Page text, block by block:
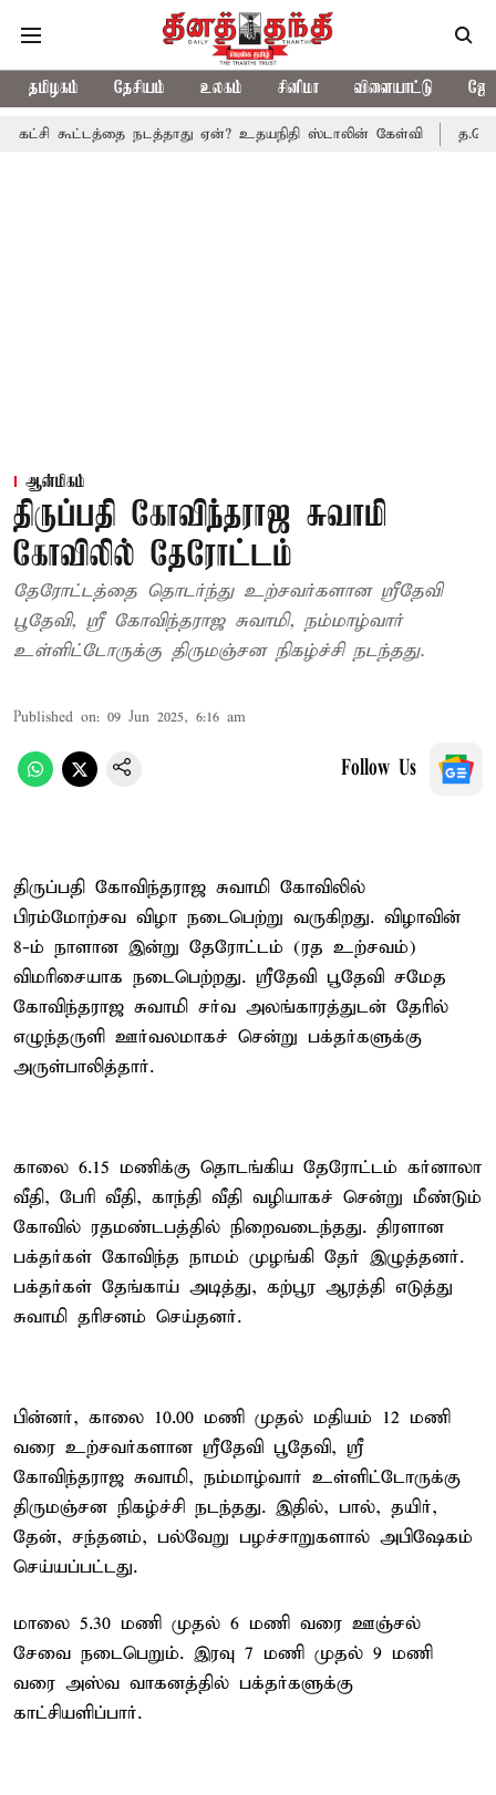
தமிழகம் தேசியம் உலகம் சினிமா விளையாட்டு
நடத்தாது ஏன்? உதயநிதி ஸ்டாலின் கேள்வி த.வெ.க. அரசின்
ஆன்மிகம்
திருப்பதி கோவிந்தராஜ சுவாமி
கோவிலில் தேரோட்டம்
தேரோட்டத்தை தொடர்ந்து உற்சவர்களான ஸ்ரீதேவி
பூதேவி, ஸ்ரீ கோவிந்தராஜ சுவாமி, நம்மாழ்வார்
உள்ளிட்டோருக்கு திருமஞ்சன நிகழ்ச்சி நடந்தது.
Published on: 09 Jun 2025, 6:16 am
Follow Us
திருப்பதி கோவிந்தராஜ சுவாமி கோவிலில்
பிரம்மோற்சவ விழா நடைபெற்று வருகிறது. விழாவின்
8-ம் நாளான இன்று தேரோட்டம் (ரத உற்சவம்)
விமரிசையாக நடைபெற்றது. ஸ்ரீதேவி பூதேவி சமேத
கோவிந்தராஜ சுவாமி சர்வ அலங்காரத்துடன் தேரில்
எழுந்தருளி ஊர்வலமாகச் சென்று பக்தர்களுக்கு
அருள்பாலித்தார்.
காலை 6.15 மணிக்கு தொடங்கிய தேரோட்டம் கர்னாலா
வீதி, பேரி வீதி, காந்தி வீதி வழியாகச் சென்று மீண்டும்
கோவில் ரதமண்டபத்தில் நிறைவடைந்தது. திரளான
பக்தர்கள் கோவிந்த நாமம் முழங்கி தேர் இழுத்தனர்.
பக்தர்கள் தேங்காய் அடித்து, கற்பூர ஆரத்தி எடுத்து
சுவாமி தரிசனம் செய்தனர்.
பின்னர், காலை 10.00 மணி முதல் மதியம் 12 மணி
வரை உற்சவர்களான ஸ்ரீதேவி பூதேவி, ஸ்ரீ
கோவிந்தராஜ சுவாமி, நம்மாழ்வார் உள்ளிட்டோருக்கு
திருமஞ்சன நிகழ்ச்சி நடந்தது. இதில், பால், தயிர்,
தேன், சந்தனம், பல்வேறு பழச்சாறுகளால் அபிஷேகம்
செய்யப்பட்டது.
மாலை 5.30 மணி முதல் 6 மணி வரை ஊஞ்சல்
சேவை நடைபெறும். இரவு 7 மணி முதல் 9 மணி
வரை அஸ்வ வாகனத்தில் பக்தர்களுக்கு
காட்சியளிப்பார்.